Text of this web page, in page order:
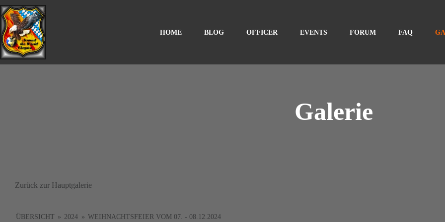
HOME BLOG OFFICER EVENTS FORUM FAQ
Galerie
Zurück zur Hauptgalerie
ÜBERSICHT » 2024 » WEIHNACHTSFEIER VOM 07. - 08.12.2024